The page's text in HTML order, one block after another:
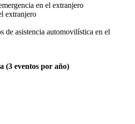
en el extranjero
extranjero
de asistencia automovilística en el
(3 eventos por año)